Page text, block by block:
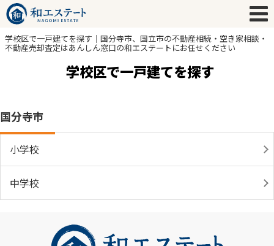
学校区で一戸建てを探す｜国分寺市、国立市の不動産相続・空き家相談・
不動産売却査定はあんしん窓口の和エステートにお任せください
学校区で一戸建てを探す
国分寺市
小学校
中学校